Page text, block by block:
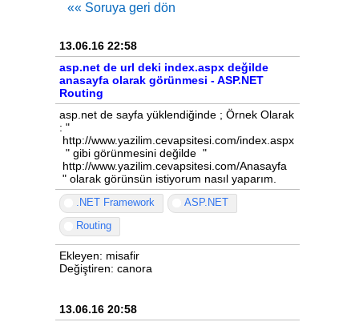
«« Soruya geri dön
13.06.16 22:58
asp.net de url deki index.aspx değilde
anasayfa olarak görünmesi - ASP.NET
Routing
asp.net de sayfa yüklendiğinde ; Örnek Olarak
: "
http://www.yazilim.cevapsitesi.com/index.aspx
" gibi görünmesini değilde "
http://www.yazilim.cevapsitesi.com/Anasayfa
" olarak görünsün istiyorum nasıl yaparım.
.NET Framework
ASP.NET
Routing
Ekleyen: misafir
Değiştiren: canora
13.06.16 20:58